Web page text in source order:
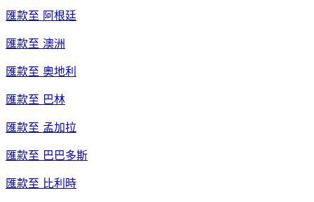
匯款至 阿根廷
匯款至 澳洲
匯款至 奧地利
匯款至 巴林
匯款至 孟加拉
匯款至 巴巴多斯
匯款至 比利時